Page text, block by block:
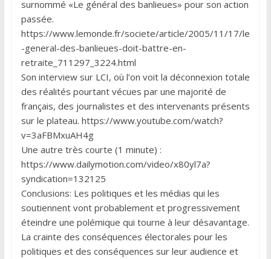
surnommé «Le général des banlieues» pour son action
passée.
https://www.lemonde.fr/societe/article/2005/11/17/le
-general-des-banlieues-doit-battre-en-
retraite_711297_3224.html
Son interview sur LCI, où l’on voit la déconnexion totale
des réalités pourtant vécues par une majorité de
français, des journalistes et des intervenants présents
sur le plateau. https://www.youtube.com/watch?
v=3aFBMxuAH4g
Une autre très courte (1 minute) :
https://www.dailymotion.com/video/x80yl7a?
syndication=132125
Conclusions: Les politiques et les médias qui les
soutiennent vont probablement et progressivement
éteindre une polémique qui tourne à leur désavantage.
La crainte des conséquences électorales pour les
politiques et des conséquences sur leur audience et